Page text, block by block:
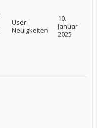
User-
Neuigkeiten
10.
Januar
2025